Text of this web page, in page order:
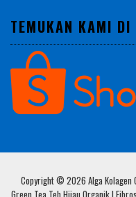
TEMUKAN KAMI DI
Copyright © 2026 Alga Kolagen
Green Tea Teh Hijau Organik |